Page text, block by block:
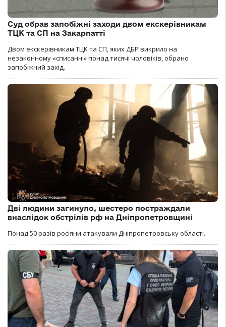
Суд обрав запобіжні заходи двом екскерівникам
ТЦК та СП на Закарпатті
Двом екскерівникам ТЦК та СП, яких ДБР викрило на
незаконному «списанні» понад тисячі чоловіків, обрано
запобіжний захід.
Дві людини загинуло, шестеро постраждали
внаслідок обстрілів рф на Дніпропетровщині
Понад 50 разів росіяни атакували Дніпропетровську області.